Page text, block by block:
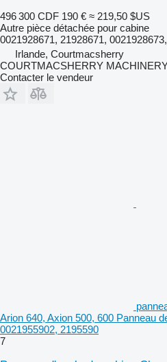
496 300 CDF 190 € ≈ 219,50 $US
Autre pièce détachée pour cabine
0021928671, 21928671,
Irlande, Courtmacsherry
COURTMACSHERRY
Contacter le vendeur
Arion 640, Axion 500, 600 Panneau
0021955902, 2195590
7